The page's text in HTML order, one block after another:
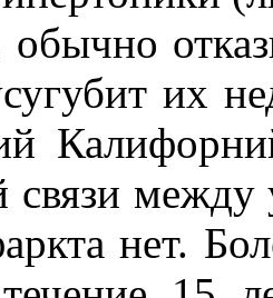
обычно
их
связи между
нет.